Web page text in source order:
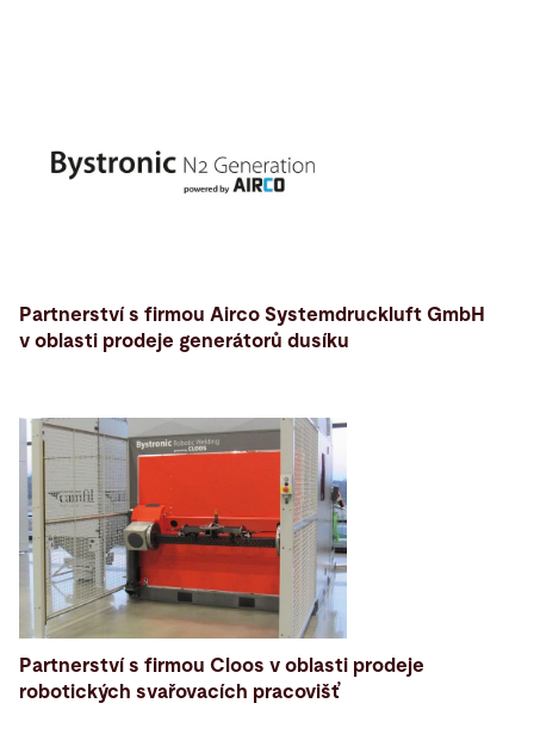
Partnerství s firmou Airco Systemdruckluft GmbH
v oblasti prodeje generátorů dusíku
Partnerství s firmou Cloos v oblasti prodeje
robotických svařovacích pracovišť